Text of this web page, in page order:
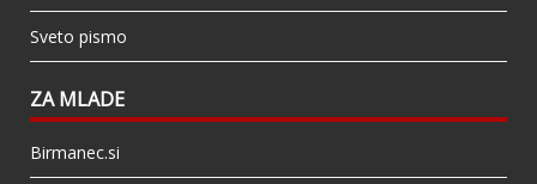
Sveto pismo
ZA MLADE
Birmanec.si